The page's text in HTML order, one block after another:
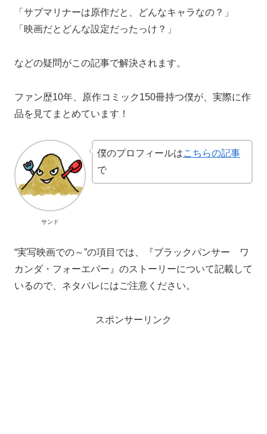
「サブマリナーは原作だと、どんなキャラなの？」
「映画だとどんな設定だったっけ？」
などの疑問がこの記事で解決されます。
ファン歴10年、原作コミック150冊持つ僕が、実際に作
品を見てまとめています！
サンド
僕のプロフィールはこちらの記事
で
“実写映画での～”の項目では、『ブラックパンサー ワ
カンダ・フォーエバー』のストーリーについて記載して
いるので、ネタバレにはご注意ください。
スポンサーリンク